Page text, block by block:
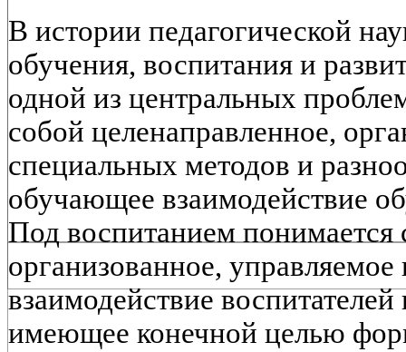
В истории педагогической
обучения, воспитания и
одной из центральных
собой целенаправленное,
специальных методов и
обучающее взаимодействие
Под воспитанием понимается
организованное,
взаимодействие
имеющее конечной целью